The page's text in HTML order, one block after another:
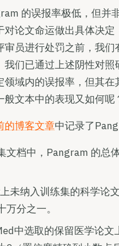
的误报率极低，但并
对论文命运做出具体决定
审员进行处罚之前，我们
我们已通过上述阴性对
领域内的误报率，但其在
般文本中的表现又如何呢
的博客文章中记录了
文档中，Pangram 的总
未纳入训练集的科学论
万分之一。
中选取的保留医学论文